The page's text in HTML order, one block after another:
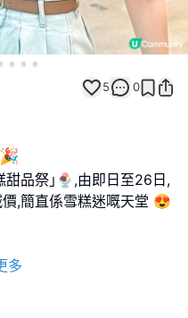
5 0
甜品祭｣🍨,由即日至26日,
,簡直係雪糕迷嘅天堂 😍
多